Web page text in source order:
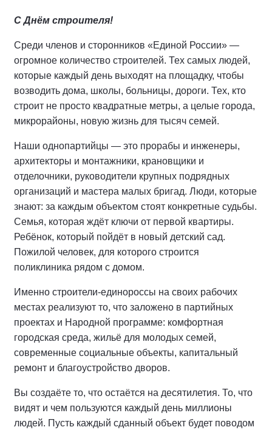
С Днём строителя!
Среди членов и сторонников «Единой России» —
огромное количество строителей. Тех самых людей,
которые каждый день выходят на площадку, чтобы
возводить дома, школы, больницы, дороги. Тех, кто
строит не просто квадратные метры, а целые города,
микрорайоны, новую жизнь для тысяч семей.
Наши однопартийцы — это прорабы и инженеры,
архитекторы и монтажники, крановщики и
отделочники, руководители крупных подрядных
организаций и мастера малых бригад. Люди, которые
знают: за каждым объектом стоят конкретные судьбы.
Семья, которая ждёт ключи от первой квартиры.
Ребёнок, который пойдёт в новый детский сад.
Пожилой человек, для которого строится
поликлиника рядом с домом.
Именно строители-единороссы на своих рабочих
местах реализуют то, что заложено в партийных
проектах и Народной программе: комфортная
городская среда, жильё для молодых семей,
современные социальные объекты, капитальный
ремонт и благоустройство дворов.
Вы создаёте то, что остаётся на десятилетия. То, что
видят и чем пользуются каждый день миллионы
людей. Пусть каждый сданный объект будет поводом